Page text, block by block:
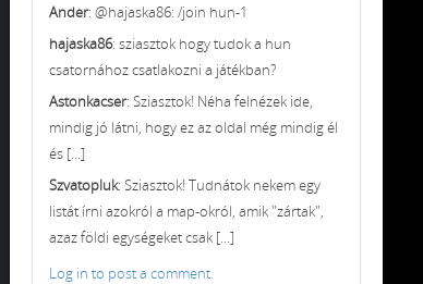
Ander: @hajaska86: /join hun-1
hajaska86: sziasztok hogy tudok a hun
csatornához csatlakozni a játékban?
Astonkacser: Sziasztok! Néha felnézek ide,
mindig jó látni, hogy ez az oldal még mindig él
és [...]
Szvatopluk: Sziasztok! Tudnátok nekem egy
listát írni azokról a map-okról, amik "zártak",
azaz földi egységeket csak [...]
Log in to post a comment.